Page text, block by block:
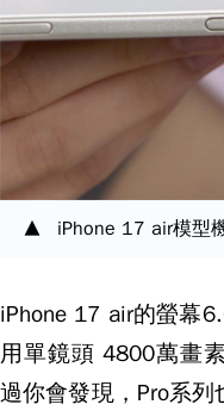
iPhone 17 air模型
iPhone 17 air的螢幕
用單鏡頭 4800萬畫
過你會發現，Pro系列